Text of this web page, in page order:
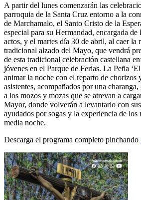
A partir del lunes comenzarán las
parroquia de la Santa Cruz entorno a la
de Marchamalo, el Santo Cristo de la
especial para su Hermandad, encargada
actos, y el martes día 30 de abril, al caer la
tradicional alzado del Mayo, que vendrá
de esta tradicional celebración castellana
jóvenes en el Parque de Ferias. La Peña
animar la noche con el reparto de chorizos
asistentes, acompañados por una
a los mozos y mozas que se atrevan a
Mayor, donde volverán a levantarlo con
ayudados por sogas y la experiencia de los
media noche.
Descarga el programa completo pinchando